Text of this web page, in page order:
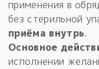
применения в
без стерильной
приёма внутрь.
Основное
исполнении